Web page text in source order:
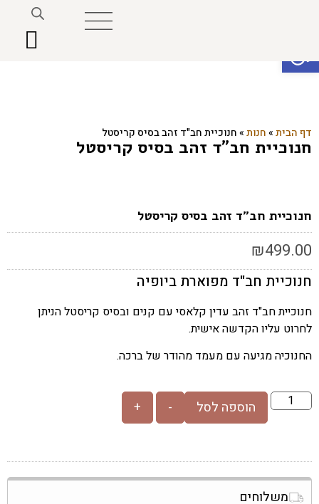
דף הבית»חנות»חנוכיית חב"ד זהב בסיס קריסטל
חנוכיית חב"ד זהב בסיס קריסטל
חנוכיית חב"ד זהב בסיס קריסטל
₪499.00
חנוכיית חב"ד מפוארת ביופיה
חנוכיית חב"ד זהב עדין קלאסי עם קנים ובסיס קריסטל הניתן
לחרוט עליו הקדשה אישית.
החנוכיה מגיעה עם מעמד מהודר של ברכה.
-
+ הוספה לסל
משלוחים